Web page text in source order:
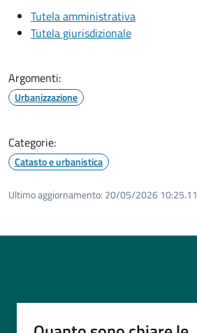
Tutela amministrativa
Tutela giurisdizionale
Argomenti:
Urbanizzazione
Categorie:
Catasto e urbanistica
Ultimo aggiornamento: 20/05/2026 10:25.11